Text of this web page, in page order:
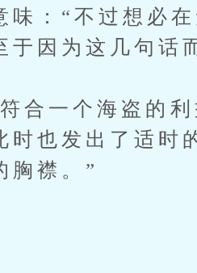
味：“不过想必
于因为这几句话
个海盗的利
时也发出了适时
胸襟。”